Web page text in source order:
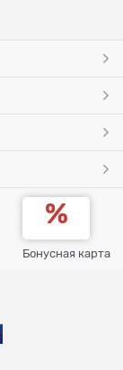
Бонусная карта